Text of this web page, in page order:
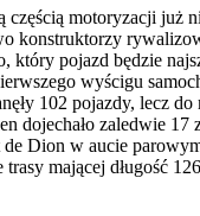
częścią motoryzacji już
konstruktorzy
który pojazd będzie
wyścigu
102 pojazdy, lecz do
dojechało zaledwie 17
de Dion w aucie
mającej długość